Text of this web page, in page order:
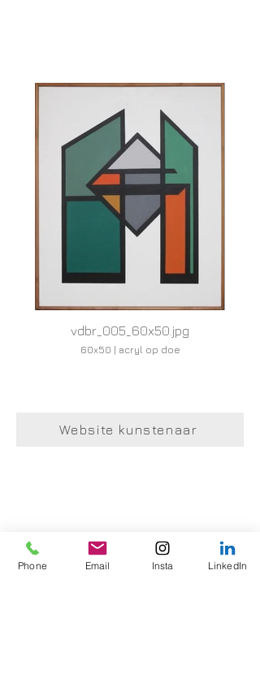
vdbr_005_60x50.jpg
60x50 | acryl op doe
Website kunstenaar
Phone Email Insta LinkedIn